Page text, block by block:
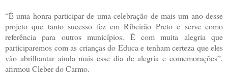
“É uma honra participar de uma celebração de mais um ano desse
projeto que tanto sucesso fez em Ribeirão Preto e serve como
referência para outros municípios. É com muita alegria que
participaremos com as crianças do Educa e tenham certeza que eles
vão abrilhantar ainda mais esse dia de alegria e comemorações”,
afirmou Cleber do Carmo.